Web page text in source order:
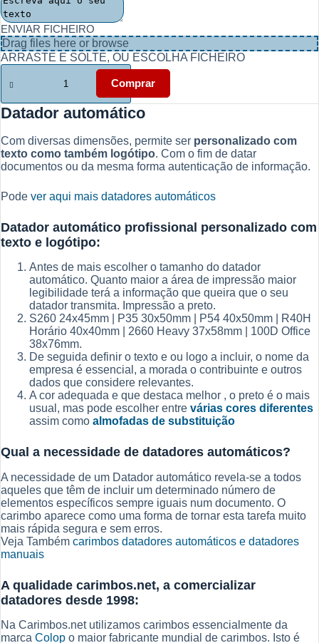
ENVIAR FICHEIRO
Drag files here or browse
ARRASTE E SOLTE, OU ESCOLHA FICHEIRO
Quantidade
de
Automáticos
-
rápida
Comprar
Datador automático
Com diversas dimensões, permite ser personalizado com
texto como também logótipo. Com o fim de datar
documentos ou da mesma forma autenticação de informação.
Pode ver aqui mais datadores automáticos
Datador automático profissional personalizado com
texto e logótipo:
Antes de mais escolher o tamanho do datador
automático. Quanto maior a área de impressão maior
legibilidade terá a informação que queira que o seu
datador transmita. Impressão a preto.
S260 24x45mm | P35 30x50mm | P54 40x50mm | R40H
Horário 40x40mm | 2660 Heavy 37x58mm | 100D Office
38x76mm.
De seguida definir o texto e ou logo a incluir, o nome da
empresa é essencial, a morada o contribuinte e outros
dados que considere relevantes.
A cor adequada e que destaca melhor , o preto é o mais
usual, mas pode escolher entre várias cores diferentes
assim como almofadas de substituição
Qual a necessidade de datadores automáticos?
A necessidade de um Datador automático revela-se a todos
aqueles que têm de incluir um determinado número de
elementos específicos sempre iguais num documento. O
carimbo aparece como uma forma de tornar esta tarefa muito
mais rápida segura e sem erros.
Veja Também carimbos datadores automáticos e datadores
manuais
A qualidade carimbos.net, a comercializar
datadores desde 1998:
Na Carimbos.net utilizamos carimbos essencialmente da
marca Colop o maior fabricante mundial de carimbos. Isto é